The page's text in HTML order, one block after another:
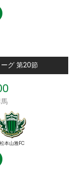
グ 第20節
松本山雅FC